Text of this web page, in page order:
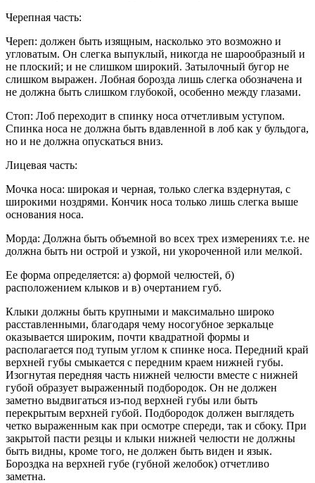
Черепная часть:
Череп: должен быть изящным, насколько это возможно и
угловатым. Он слегка выпуклый, никогда не шарообразный и
не плоский; и не слишком широкий. Затылочный бугор не
слишком выражен. Лобная борозда лишь слегка обозначена и
не должна быть слишком глубокой, особенно между глазами.
Стоп: Лоб переходит в спинку носа отчетливым уступом.
Спинка носа не должна быть вдавленной в лоб как у бульдога,
но и не должна опускаться вниз.
Лицевая часть:
Мочка носа: широкая и черная, только слегка вздернутая, с
широкими ноздрями. Кончик носа только лишь слегка выше
основания носа.
Морда: Должна быть объемной во всех трех измерениях т.е. не
должна быть ни острой и узкой, ни укороченной или мелкой.
Ее форма определяется: а) формой челюстей, б)
расположением клыков и в) очертанием губ.
Клыки должны быть крупными и максимально широко
расставленными, благодаря чему носогубное зеркальце
оказывается широким, почти квадратной формы и
располагается под тупым углом к спинке носа. Передний край
верхней губы смыкается с передним краем нижней губы.
Изогнутая передняя часть нижней челюсти вместе с нижней
губой образует выраженный подбородок. Он не должен
заметно выдвигаться из-под верхней губы или быть
перекрытым верхней губой. Подбородок должен выглядеть
четко выраженным как при осмотре спереди, так и сбоку. При
закрытой пасти резцы и клыки нижней челюсти не должны
быть видны, кроме того, не должен быть виден и язык.
Бороздка на верхней губе (губной желобок) отчетливо
заметна.